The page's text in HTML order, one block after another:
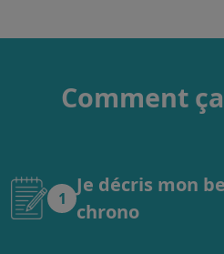
Comment
1
Je décris mon
chrono